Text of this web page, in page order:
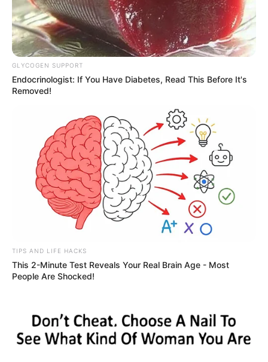
GLYCOGEN SUPPORT
Endocrinologist: If You Have Diabetes, Read This Before It's
Removed!
TIPS AND LIFE HACKS
This 2-Minute Test Reveals Your Real Brain Age - Most
People Are Shocked!